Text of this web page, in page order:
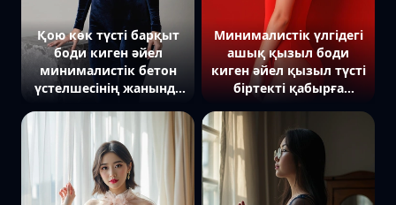
Қою көк түсті барқыт
боди киген әйел
минималистік бетон
үстелшесінің жанында
толқынды етіп
қойылған, көзі тура
камераға бағытталған,
қолдары денесінің
бойымен әсем
Минималистік үлгідегі
ашық қызыл боди
киген әйел қызыл түсті
біртекті қабырға
тұр. Ол камераға
жанымен бұрылып,
басын аздап бұрып
қарайды. Жарық
жұмсақ, силуэт пен